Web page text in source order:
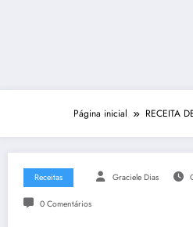
Página inicial RECEITA
Receitas Graciele Dias
0 Comentários